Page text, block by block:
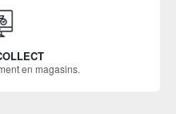
en magasins.